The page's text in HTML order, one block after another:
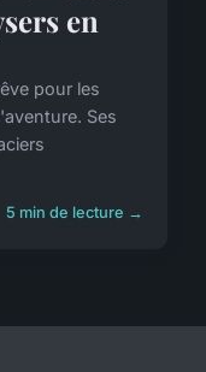
en
pour les
Ses
5 min de lecture →